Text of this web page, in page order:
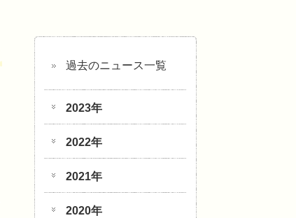
過去のニュース一覧
2023年
2022年
2021年
2020年